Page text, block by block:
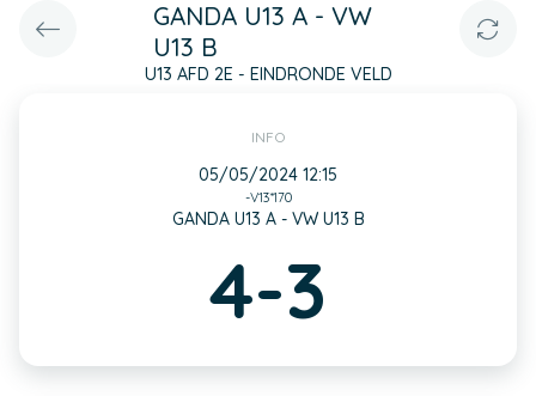
GANDA U13 A - VW
U13 B
U13 AFD 2E - EINDRONDE VELD
INFO
05/05/2024 12:15
-V13*170
GANDA U13 A - VW U13 B
4-3